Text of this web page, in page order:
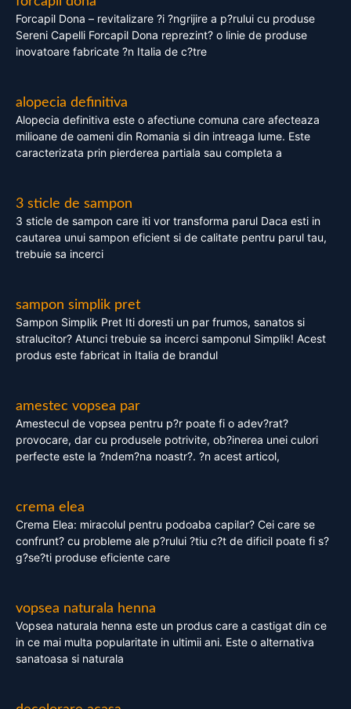
Forcapil Dona – revitalizare ?i ?ngrijire a p?rului cu produse
Sereni Capelli Forcapil Dona reprezint? o linie de produse
inovatoare fabricate ?n Italia de c?tre
alopecia definitiva
Alopecia definitiva este o afectiune comuna care afecteaza
milioane de oameni din Romania si din intreaga lume. Este
caracterizata prin pierderea partiala sau completa a
3 sticle de sampon
3 sticle de sampon care iti vor transforma parul Daca esti in
cautarea unui sampon eficient si de calitate pentru parul tau,
trebuie sa incerci
sampon simplik pret
Sampon Simplik Pret Iti doresti un par frumos, sanatos si
stralucitor? Atunci trebuie sa incerci samponul Simplik! Acest
produs este fabricat in Italia de brandul
amestec vopsea par
Amestecul de vopsea pentru p?r poate fi o adev?rat?
provocare, dar cu produsele potrivite, ob?inerea unei culori
perfecte este la ?ndem?na noastr?. ?n acest articol,
crema elea
Crema Elea: miracolul pentru podoaba capilar? Cei care se
confrunt? cu probleme ale p?rului ?tiu c?t de dificil poate fi s?
g?se?ti produse eficiente care
vopsea naturala henna
Vopsea naturala henna este un produs care a castigat din ce
in ce mai multa popularitate in ultimii ani. Este o alternativa
sanatoasa si naturala